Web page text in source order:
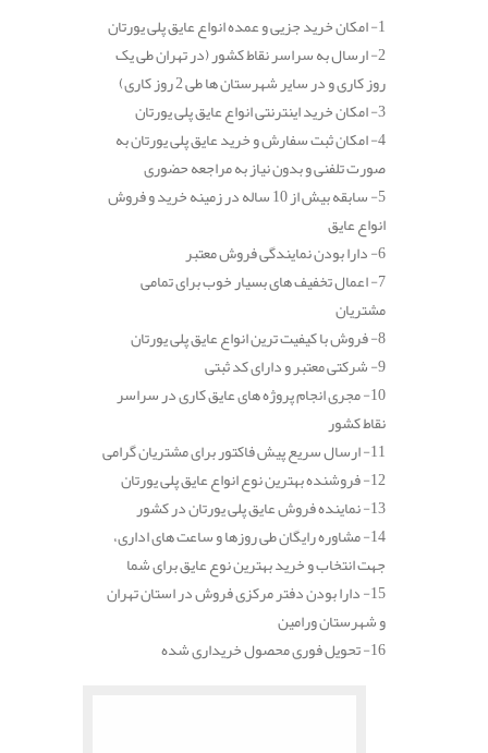
1- امکان خرید جزیی و عمده انواع عایق پلی یورتان
2- ارسال به سراسر نقاط کشور (در تهران طی یک
روز کاری و در سایر شهرستان ها طی 2 روز کاری)
3- امکان خرید اینترنتی انواع عایق پلی یورتان
4- امکان ثبت سفارش و خرید عایق پلی یورتان به
صورت تلفنی و بدون نیاز به مراجعه حضوری
5- سابقه بیش از 10 ساله در زمینه خرید و فروش
انواع عایق
6- دارا بودن نمایندگی فروش معتبر
7- اعمال تخفیف های بسیار خوب برای تمامی
مشتریان
8- فروش با کیفیت ترین انواع عایق پلی یورتان
9- شرکتی معتبر و دارای کد ثبتی
10- مجری انجام پروژه های عایق کاری در سراسر
نقاط کشور
11- ارسال سریع پیش فاکتور برای مشتریان گرامی
12- فروشنده بهترین نوع انواع عایق پلی یورتان
13- نماینده فروش عایق پلی یورتان در کشور
14- مشاوره رایگان طی روزها و ساعت های اداری،
جهت انتخاب و خرید بهترین نوع عایق برای شما
15- دارا بودن دفتر مرکزی فروش در استان تهران
و شهرستان ورامین
16- تحویل فوری محصول خریداری شده